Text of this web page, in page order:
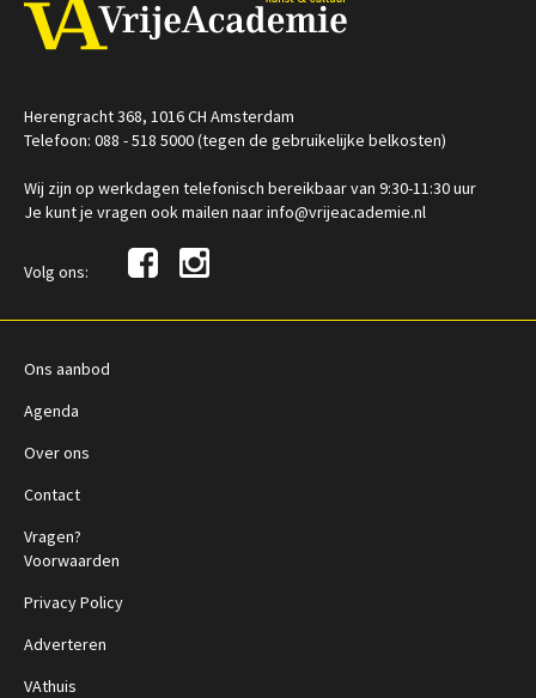
Herengracht 368, 1016 CH Amsterdam
Telefoon: 088 - 518 5000 (tegen de gebruikelijke belkosten)
Wij zijn op werkdagen telefonisch bereikbaar van 9:30-11:30 uur
Je kunt je vragen ook mailen naar info@vrijeacademie.nl
Volg ons:
Ons aanbod
Agenda
Over ons
Contact
Vragen?
Voorwaarden
Privacy Policy
Adverteren
VAthuis